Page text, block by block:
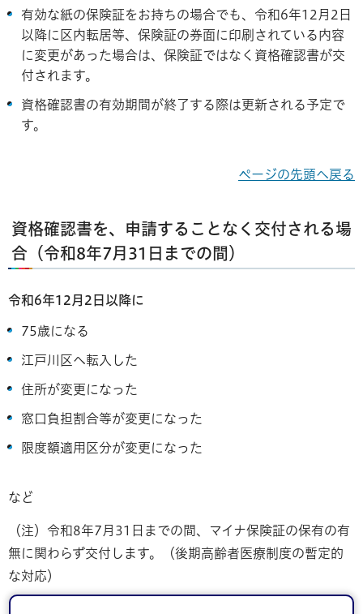
有効な紙の保険証をお持ちの場合でも、令和6年12月2日
以降に区内転居等、保険証の券面に印刷されている内容
に変更があった場合は、保険証ではなく資格確認書が交
付されます。
資格確認書の有効期間が終了する際は更新される予定で
す。
ページの先頭へ戻る
資格確認書を、申請することなく交付される場
合（令和8年7月31日までの間）
令和6年12月2日以降に
75歳になる
江戸川区へ転入した
住所が変更になった
窓口負担割合等が変更になった
限度額適用区分が変更になった
など
（注）令和8年7月31日までの間、マイナ保険証の保有の有
無に関わらず交付します。（後期高齢者医療制度の暫定的
な対応）